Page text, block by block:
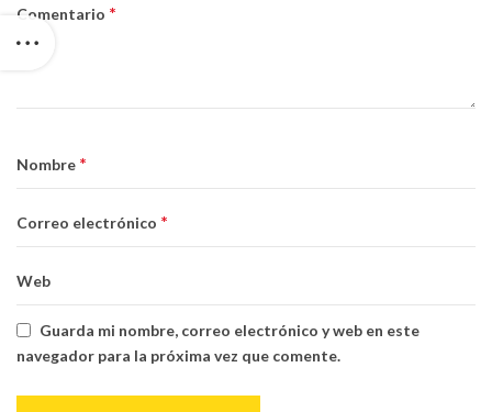
Comentario *
Nombre *
Correo electrónico *
Web
Guarda mi nombre, correo electrónico y web en este
navegador para la próxima vez que comente.